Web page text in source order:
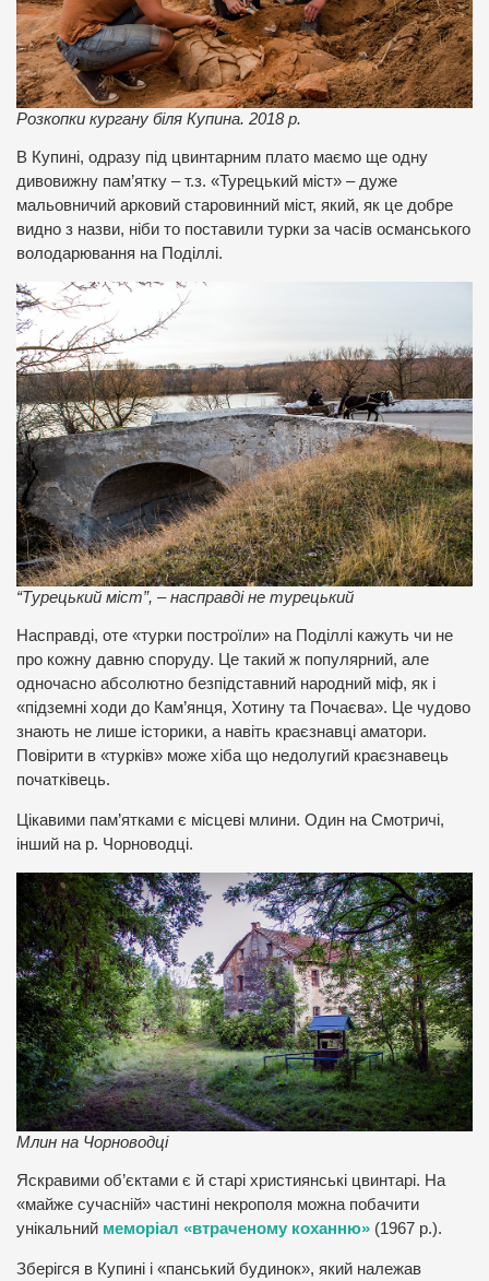
Розкопки кургану біля Купина. 2018 р.
В Купині, одразу під цвинтарним плато маємо ще одну
дивовижну пам’ятку – т.з. «Турецький міст» – дуже
мальовничий арковий старовинний міст, який, як це добре
видно з назви, ніби то поставили турки за часів османського
володарювання на Поділлі.
“Турецький міст”, – насправді не турецький
Насправді, оте «турки построїли» на Поділлі кажуть чи не
про кожну давню споруду. Це такий ж популярний, але
одночасно абсолютно безпідставний народний міф, як і
«підземні ходи до Кам’янця, Хотину та Почаєва». Це чудово
знають не лише історики, а навіть краєзнавці аматори.
Повірити в «турків» може хіба що недолугий краєзнавець
початківець.
Цікавими пам’ятками є місцеві млини. Один на Смотричі,
інший на р. Чорноводці.
Млин на Чорноводці
Яскравими об’єктами є й старі християнські цвинтарі. На
«майже сучасній» частині некрополя можна побачити
унікальний меморіал «втраченому коханню» (1967 р.).
Зберігся в Купині і «панський будинок», який належав